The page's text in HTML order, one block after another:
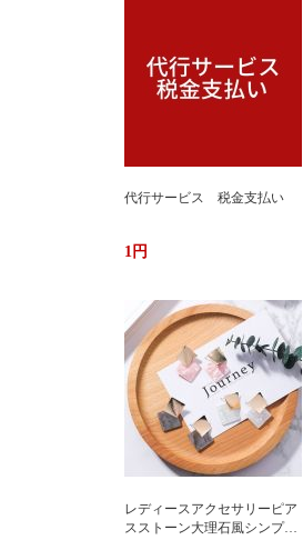
代行サービス 税金支払い
1円
レディースアクセサリーピア
スストーン大理石風シンプル